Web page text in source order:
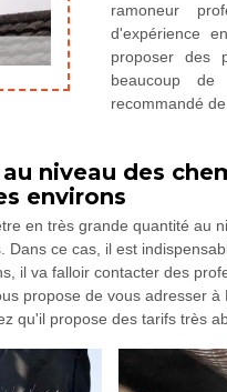
ramoneur
d'expérience
proposer des
beaucoup
recommandé
niveau des
environs
en très grande quantité au
ce cas, il est
il va falloir contacter des
propose de vous adresser
qu'il propose des tarifs très